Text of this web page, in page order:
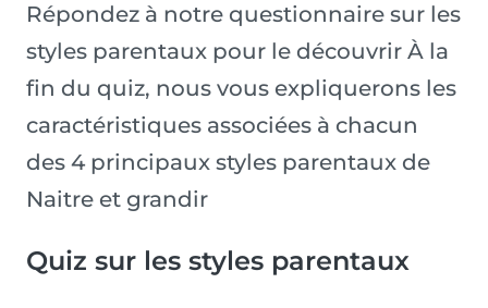
Répondez à notre questionnaire sur les
styles parentaux pour le découvrir À la
fin du quiz, nous vous expliquerons les
caractéristiques associées à chacun
des 4 principaux styles parentaux de
Naitre et grandir
Quiz sur les styles parentaux